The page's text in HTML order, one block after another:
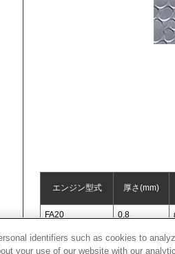
エンジン型式 厚さ(mm)
FA20 0.8
identifiers such as cookies to
your use of our website with our